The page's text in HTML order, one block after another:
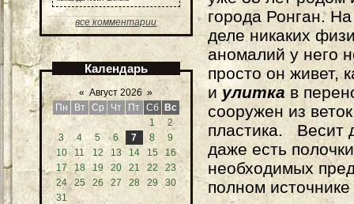
все комментарии
Календарь
« Август 2026 »
Пн
Вт Ср Чт Пт Сб
Вс
1
2
3
4 5 6 7 8
9
10
11 12 13 14 15
16
17
18 19 20 21 22
23
24
25 26 27 28 29
30
31
города Ронган.
деле никаких
аномалий у него
просто он живет,
иулитка в
сооружен из
пластика. Весит
даже есть
необходимых
полном